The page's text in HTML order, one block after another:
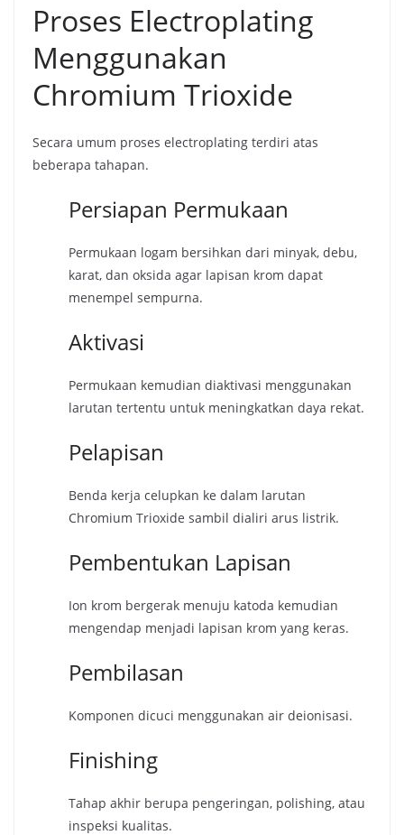
Proses Electroplating
Menggunakan
Chromium Trioxide
Secara umum proses electroplating terdiri atas
beberapa tahapan.
Persiapan Permukaan
Permukaan logam bersihkan dari minyak, debu,
karat, dan oksida agar lapisan krom dapat
menempel sempurna.
Aktivasi
Permukaan kemudian diaktivasi menggunakan
larutan tertentu untuk meningkatkan daya rekat.
Pelapisan
Benda kerja celupkan ke dalam larutan
Chromium Trioxide sambil dialiri arus listrik.
Pembentukan Lapisan
Ion krom bergerak menuju katoda kemudian
mengendap menjadi lapisan krom yang keras.
Pembilasan
Komponen dicuci menggunakan air deionisasi.
Finishing
Tahap akhir berupa pengeringan, polishing, atau
inspeksi kualitas.